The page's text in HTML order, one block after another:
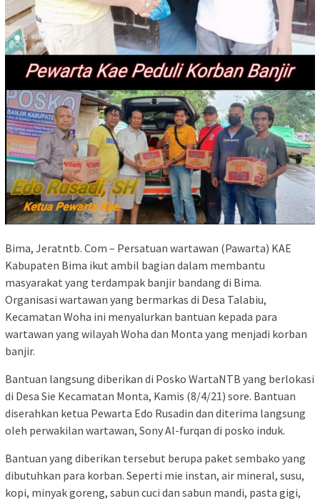
Bima, Jeratntb. Com – Persatuan wartawan (Pawarta) KAE
Kabupaten Bima ikut ambil bagian dalam membantu
masyarakat yang terdampak banjir bandang di Bima.
Organisasi wartawan yang bermarkas di Desa Talabiu,
Kecamatan Woha ini menyalurkan bantuan kepada para
wartawan yang wilayah Woha dan Monta yang menjadi korban
banjir.
Bantuan langsung diberikan di Posko WartaNTB yang berlokasi
di Desa Sie Kecamatan Monta, Kamis (8/4/21) sore. Bantuan
diserahkan ketua Pewarta Edo Rusadin dan diterima langsung
oleh perwakilan wartawan, Sony Al-furqan di posko induk.
Bantuan yang diberikan tersebut berupa paket sembako yang
dibutuhkan para korban. Seperti mie instan, air mineral, susu,
kopi, minyak goreng, sabun cuci dan sabun mandi, pasta gigi,